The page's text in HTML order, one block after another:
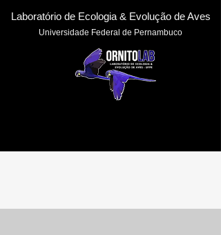
Laboratório de Ecologia & Evolução de Aves
Universidade Federal de Pernambuco